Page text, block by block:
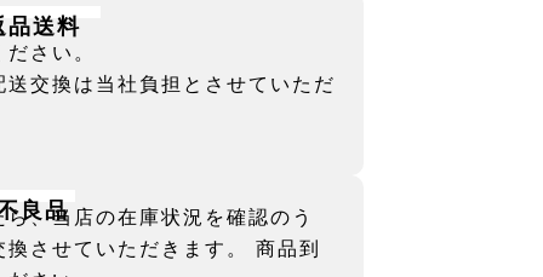
品送料
さい。
交換は当社負担とさせていただ
良品
、当店の在庫状況を確認のう
させていただきます。 商品到